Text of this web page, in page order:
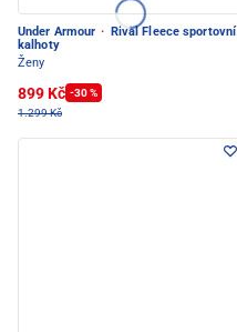
Under Armour ·
Rival Fleece sportovní
kalhoty
Ženy
899 Kč -30 %
1.299 Kč